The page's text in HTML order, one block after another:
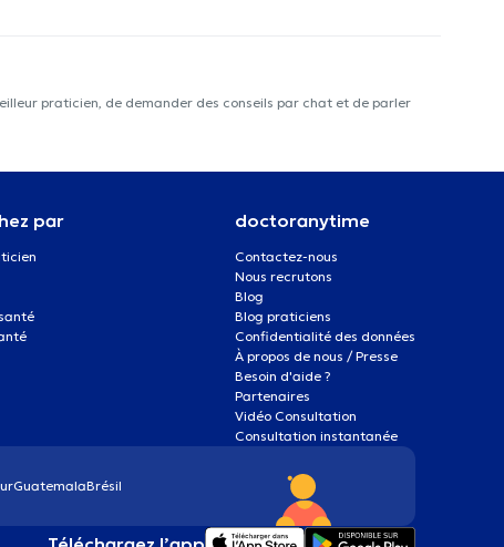
praticien, de demander des conseils par chat et de parler
par doctoranytime
Contactez-nous
Nous recrutons
Blog
Blog praticiens
Confidentialité des données
À propos de nous / Presse
Besoin d'aide ?
Partenaires
Vidéo Consultation
Consultation instantanée
GuatemalaBrésil